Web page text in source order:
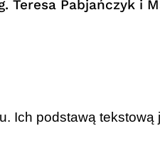
Teresa Pabjańczyk i
Ich podstawą tekstową